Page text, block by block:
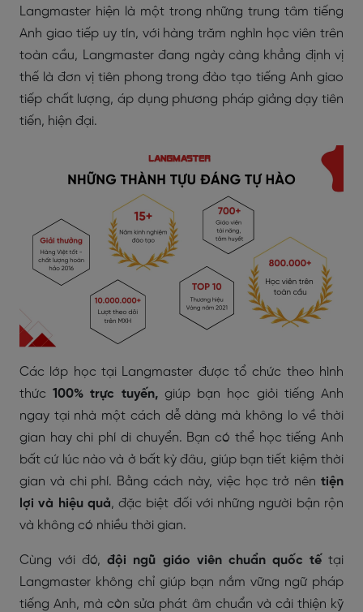
Langmaster hiện là một trong những trung tâm tiếng
Anh giao tiếp uy tín, với hàng trăm nghìn học viên trên
toàn cầu, Langmaster đang ngày càng khẳng định vị
thế là đơn vị tiên phong trong đào tạo tiếng Anh giao
tiếp chất lượng, áp dụng phương pháp giảng dạy tiên
tiến, hiện đại.
Các lớp học tại Langmaster được tổ chức theo hình
thức100% trực tuyến, giúp bạn học giỏi tiếng Anh
ngay tại nhà một cách dễ dàng mà không lo về thời
gian hay chi phí di chuyển. Bạn có thể học tiếng Anh
bất cứ lúc nào và ở bất kỳ đâu, giúp bạn tiết kiệm thời
gian và chi phí. Bằng cách này, việc học trở nên tiện
lợi và hiệu quả, đặc biệt đối với những người bận rộn
và không có nhiều thời gian.
Cùng với đó,đội ngũ giáo viên chuẩn quốc tếtại
Langmaster không chỉ giúp bạn nắm vững ngữ pháp
tiếng Anh, mà còn sửa phát âm chuẩn và cải thiện kỹ